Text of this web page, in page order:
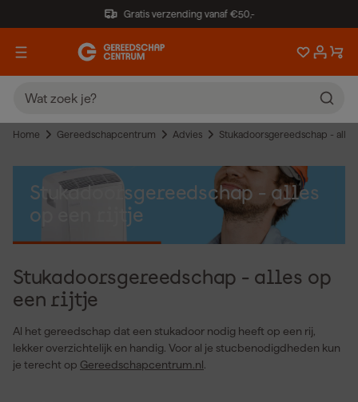
Gratis verzending vanaf €50,-
Home Gereedschapcentrum Advies Stukadoorsgereedschap -
Stukadoorsgereedschap - alles
op een rijtje
Stukadoorsgereedschap - alles op
een rijtje
Al het gereedschap dat een stukadoor nodig heeft op een rij,
lekker overzichtelijk en handig. Voor al je stucbenodigdheden kun
je terecht op Gereedschapcentrum.nl